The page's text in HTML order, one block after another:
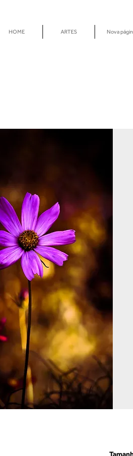
HOME ARTES Nova